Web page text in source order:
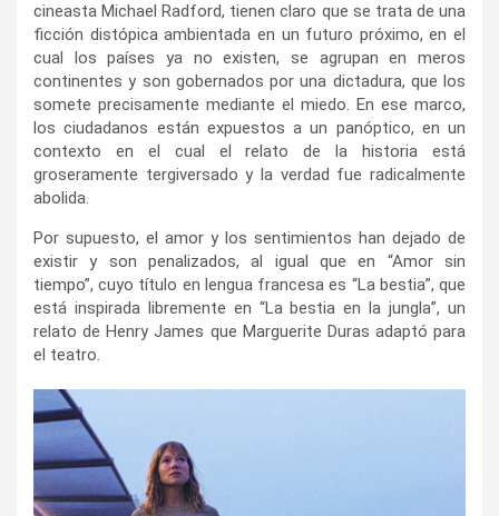
cineasta Michael Radford, tienen claro que se trata de una
ficción distópica ambientada en un futuro próximo, en el
cual los países ya no existen, se agrupan en meros
continentes y son gobernados por una dictadura, que los
somete precisamente mediante el miedo. En ese marco,
los ciudadanos están expuestos a un panóptico, en un
contexto en el cual el relato de la historia está
groseramente tergiversado y la verdad fue radicalmente
abolida.
Por supuesto, el amor y los sentimientos han dejado de
existir y son penalizados, al igual que en “Amor sin
tiempo”, cuyo título en lengua francesa es “La bestia”, que
está inspirada libremente en “La bestia en la jungla”, un
relato de Henry James que Marguerite Duras adaptó para
el teatro.